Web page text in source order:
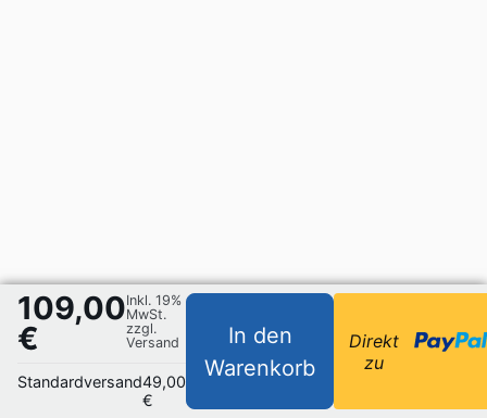
109,00
€
Inkl. 19%
MwSt.
zzgl.
Versand
Standardversand49,00
€
In den
Warenkorb
Direkt
zu